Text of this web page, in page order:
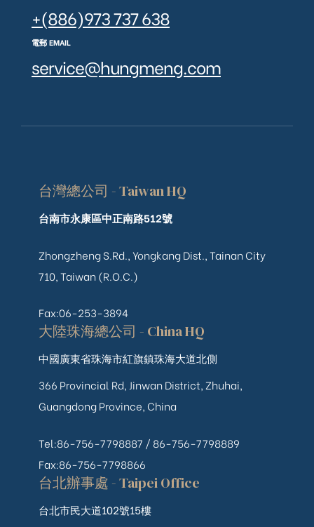
+(886)973 737 638
電郵 EMAIL
service@hungmeng.com
台灣總公司 - Taiwan HQ
台南市永康區中正南路512號
Zhongzheng S.Rd., Yongkang Dist., Tainan City
710, Taiwan (R.O.C.)
Fax:06-253-3894
大陸珠海總公司 - China HQ
中國廣東省珠海市紅旗鎮珠海大道北側
366 Provincial Rd, Jinwan District, Zhuhai,
Guangdong Province, China
Tel:86-756-7798887 / 86-756-7798889
Fax:86-756-7798866
台北辦事處 - Taipei Office
台北市民大道102號15樓